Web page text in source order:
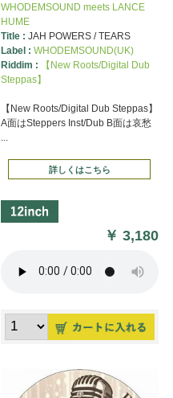
WHODEMSOUND meets LANCE
HUME
Title : JAH POWERS / TEARS
Label : WHODEMSOUND(UK)
Riddim :
【New Roots/Digital Dub
Steppas】
【New Roots/Digital Dub Steppas】
A面はSteppers Inst/Dub B面は哀愁
...
詳しくはこちら
￥3,180